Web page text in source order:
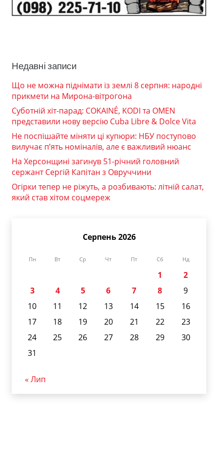
Недавні записи
Що не можна піднімати із землі 8 серпня: народні
прикмети на Мирона-вітрогона
Суботній хіт-парад: COKAINÉ, KODI та OMEN
представили нову версію Cuba Libre & Dolce Vita
Не поспішайте міняти ці купюри: НБУ поступово
вилучає п’ять номіналів, але є важливий нюанс
На Херсонщині загинув 51-річний головний
сержант Сергій Капітан з Овруччини
Огірки тепер не ріжуть, а розбивають: літній салат,
який став хітом соцмереж
Серпень 2026
Пн Вт Ср Чт Пт Сб Нд
1
2
3
4 5 6 7 8
9
10
11 12 13 14 15
16
17
18 19 20 21 22
23
24
25 26 27 28 29
30
31
« Лип